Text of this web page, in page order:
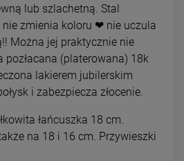
lub szlachetną. Stal
zmienia koloru ❤ nie uczula
Można jej praktycznie nie
pozłacana (platerowana) 18k
lakierem jubilerskim
i zabezpiecza złocenie.
łańcuszka 18 cm.
na 18 i 16 cm. Przywieszki